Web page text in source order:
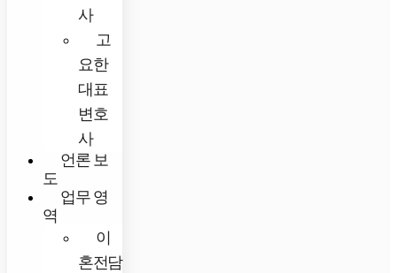
사
고
요한
대표
변호
사
언론 보
도
업무 영
역
이
혼전담